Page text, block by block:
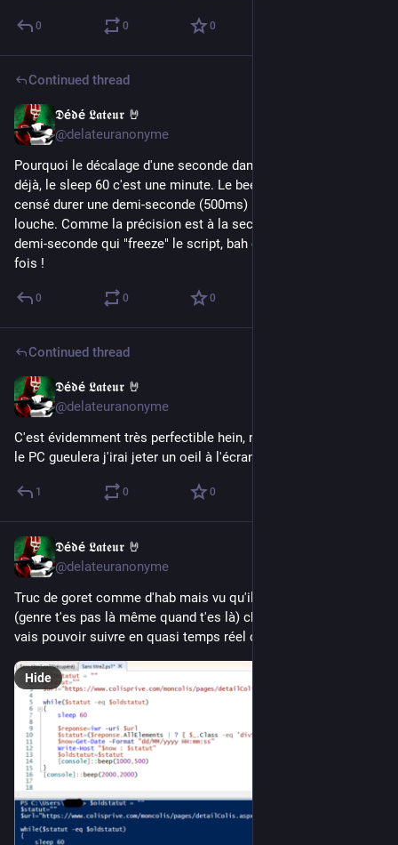
0 0 0
Continued thread
𝕯é𝖉é 𝕷𝖆𝖙𝖊𝖚𝖗 🤘
@delateuranonyme
Pourquoi le décalage d'une seconde dans la sortie ? Facile :
déjà, le sleep 60 c'est une minute. Le beep(1000,500) est
censé durer une demi-seconde (500ms) mais un peu à la
louche. Comme la précision est à la seconde, avec cette
demi-seconde qui "freeze" le script, bah ça décale à chaque
fois !
0 0 0
Continued thread
𝕯é𝖉é 𝕷𝖆𝖙𝖊𝖚𝖗 🤘
@delateuranonyme
C'est évidemment très perfectible hein, mais au moins quand
le PC gueulera j'irai jeter un oeil à l'écran ! ^^
1 0 0
𝕯é𝖉é 𝕷𝖆𝖙𝖊𝖚𝖗 🤘
@delateuranonyme
Truc de goret comme d'hab mais vu qu'ils sont farceurs
(genre t'es pas là même quand t'es là) chez CP, au moins je
vais pouvoir suivre en quasi temps réel ce qui se passe...
Hide